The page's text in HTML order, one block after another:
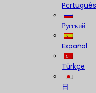
Português
Русский
Español
Türkçe
日